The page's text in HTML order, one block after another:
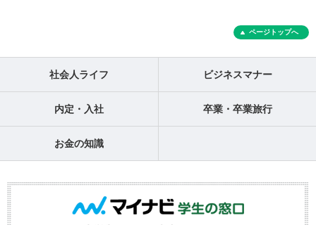
ページトップへ
社会人ライフ ビジネスマナー
内定・入社 卒業・卒業旅行
お金の知識